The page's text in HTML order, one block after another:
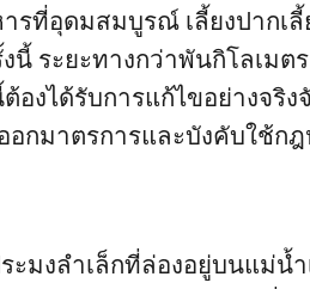
รที่อุดมสมบูรณ์ เลี้ยงปากเ
นี้ ระยะทางกว่าพันกิโลเมต
องได้รับการแก้ไขอย่างจริ
กมาตรการและบังคับใช้กฎ
ะมงลำเล็กที่ล่องอยู่บนแม่น้